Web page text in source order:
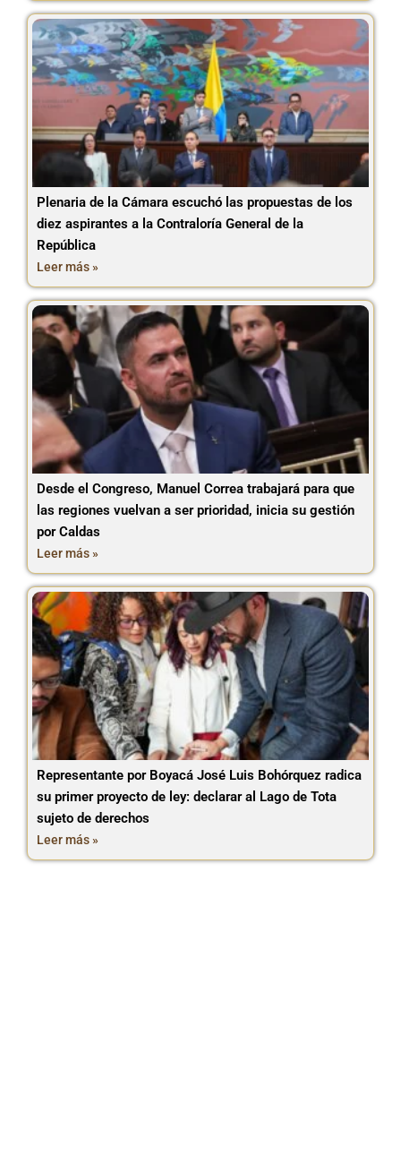
Plenaria de la Cámara escuchó las propuestas de los
diez aspirantes a la Contraloría General de la
República
Leer más »
Desde el Congreso, Manuel Correa trabajará para que
las regiones vuelvan a ser prioridad, inicia su gestión
por Caldas
Leer más »
Representante por Boyacá José Luis Bohórquez radica
su primer proyecto de ley: declarar al Lago de Tota
sujeto de derechos
Leer más »